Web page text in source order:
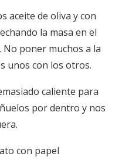
aceite de oliva y con
la masa en el
poner muchos a la
unos con los otros.
caliente para
por dentro y nos
con papel